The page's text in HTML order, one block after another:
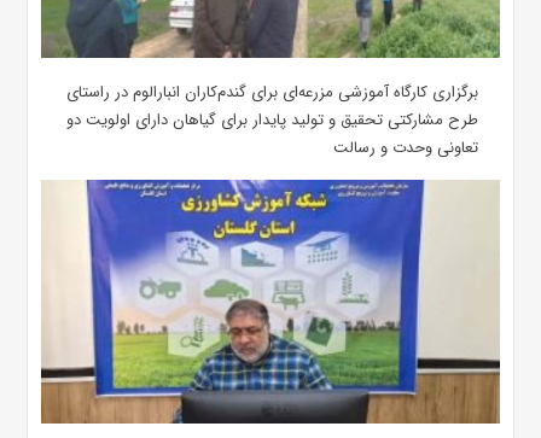
برگزاری کارگاه آموزشی مزرعه‌ای برای گندم‌کاران انبارالوم در راستای
طرح مشارکتی تحقیق و تولید پایدار برای گیاهان دارای اولویت دو
تعاونی وحدت و رسالت